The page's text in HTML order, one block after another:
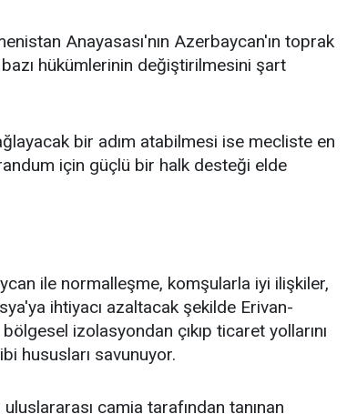
Anayasası'nın Azerbaycan'ın toprak
hükümlerinin değiştirilmesini şart
bir adım atabilmesi ise mecliste en
için güçlü bir halk desteği elde
ile normalleşme, komşularla iyi ilişkiler,
ihtiyacı azaltacak şekilde Erivan-
izolasyondan çıkıp ticaret yollarını
hususları savunuyor.
camia tarafından tanınan